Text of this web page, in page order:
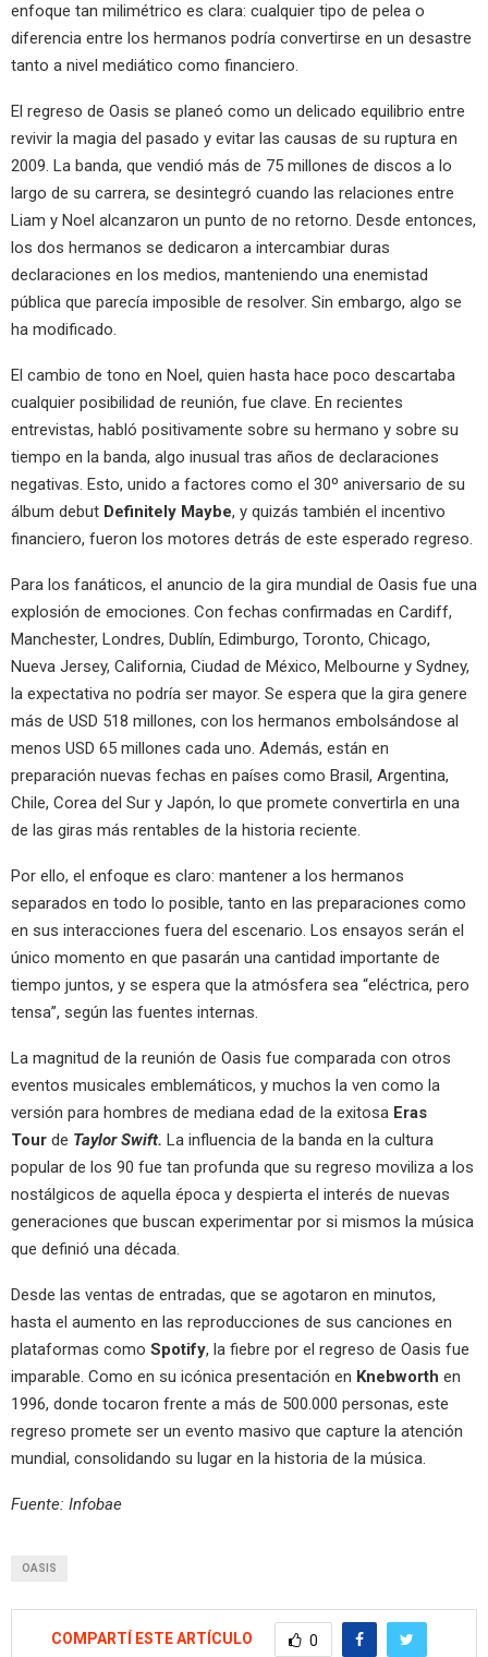
enfoque tan milimétrico es clara: cualquier tipo de pelea o
diferencia entre los hermanos podría convertirse en un desastre
tanto a nivel mediático como financiero.
El regreso de Oasis se planeó como un delicado equilibrio entre
revivir la magia del pasado y evitar las causas de su ruptura en
2009. La banda, que vendió más de 75 millones de discos a lo
largo de su carrera, se desintegró cuando las relaciones entre
Liam y Noel alcanzaron un punto de no retorno. Desde entonces,
los dos hermanos se dedicaron a intercambiar duras
declaraciones en los medios, manteniendo una enemistad
pública que parecía imposible de resolver. Sin embargo, algo se
ha modificado.
El cambio de tono en Noel, quien hasta hace poco descartaba
cualquier posibilidad de reunión, fue clave. En recientes
entrevistas, habló positivamente sobre su hermano y sobre su
tiempo en la banda, algo inusual tras años de declaraciones
negativas. Esto, unido a factores como el 30º aniversario de su
álbum debut Definitely Maybe, y quizás también el incentivo
financiero, fueron los motores detrás de este esperado regreso.
Para los fanáticos, el anuncio de la gira mundial de Oasis fue una
explosión de emociones. Con fechas confirmadas en Cardiff,
Manchester, Londres, Dublín, Edimburgo, Toronto, Chicago,
Nueva Jersey, California, Ciudad de México, Melbourne y Sydney,
la expectativa no podría ser mayor. Se espera que la gira genere
más de USD 518 millones, con los hermanos embolsándose al
menos USD 65 millones cada uno. Además, están en
preparación nuevas fechas en países como Brasil, Argentina,
Chile, Corea del Sur y Japón, lo que promete convertirla en una
de las giras más rentables de la historia reciente.
Por ello, el enfoque es claro: mantener a los hermanos
separados en todo lo posible, tanto en las preparaciones como
en sus interacciones fuera del escenario. Los ensayos serán el
único momento en que pasarán una cantidad importante de
tiempo juntos, y se espera que la atmósfera sea “eléctrica, pero
tensa”, según las fuentes internas.
La magnitud de la reunión de Oasis fue comparada con otros
eventos musicales emblemáticos, y muchos la ven como la
versión para hombres de mediana edad de la exitosa Eras
Tour de Taylor Swift. La influencia de la banda en la cultura
popular de los 90 fue tan profunda que su regreso moviliza a los
nostálgicos de aquella época y despierta el interés de nuevas
generaciones que buscan experimentar por si mismos la música
que definió una década.
Desde las ventas de entradas, que se agotaron en minutos,
hasta el aumento en las reproducciones de sus canciones en
plataformas como Spotify, la fiebre por el regreso de Oasis fue
imparable. Como en su icónica presentación en Knebworth en
1996, donde tocaron frente a más de 500.000 personas, este
regreso promete ser un evento masivo que capture la atención
mundial, consolidando su lugar en la historia de la música.
Fuente: Infobae
OASIS
COMPARTÍ ESTE ARTÍCULO 0